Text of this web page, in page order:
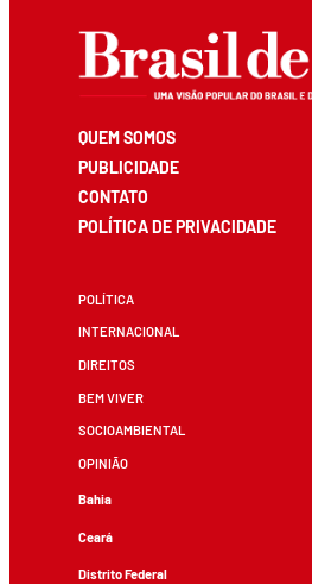
QUEM SOMOS
PUBLICIDADE
CONTATO
POLÍTICA DE PRIVACIDADE
POLÍTICA
INTERNACIONAL
DIREITOS
BEM VIVER
SOCIOAMBIENTAL
OPINIÃO
Bahia
Ceará
Distrito Federal